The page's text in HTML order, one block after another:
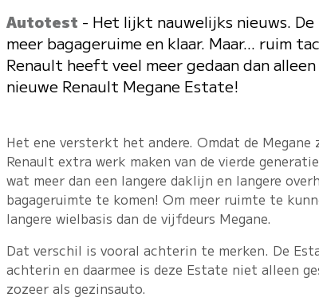
Autotest - Het lijkt nauwelijks nieuws.
meer bagageruime en klaar. Maar... ruim
Renault heeft veel meer gedaan dan
nieuwe Renault Megane Estate!
Het ene versterkt het andere. Omdat de
Renault extra werk maken van de vierde
wat meer dan een langere daklijn en langere
bagageruimte te komen! Om meer ruimte te
langere wielbasis dan de vijfdeurs Megane.
Dat verschil is vooral achterin te merken. De
achterin en daarmee is deze Estate niet alleen
zozeer als gezinsauto.